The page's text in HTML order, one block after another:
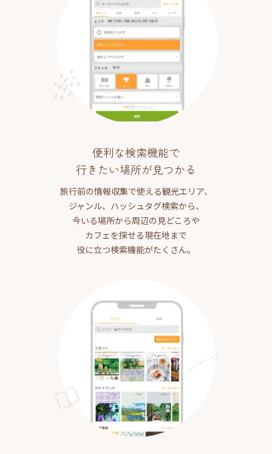
便利な検索機能で
行きたい場所が見つかる
旅行前の情報収集で使える観光エリア、
ジャンル、ハッシュタグ検索から、
今いる場所から周辺の見どころや
カフェを探せる現在地まで
役に立つ検索機能がたくさん。